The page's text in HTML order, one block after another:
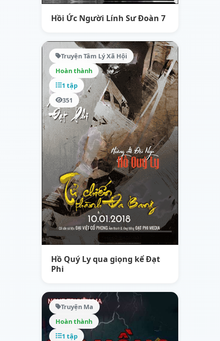
Hồi Ức Người Lính Sư Đoàn 7
Truyện Tâm Lý Xã Hội
Hoàn thành
1 tập
351
Hồ Quý Ly qua giọng kể Đạt
Phi
Truyện Ma
Hoàn thành
1 tập